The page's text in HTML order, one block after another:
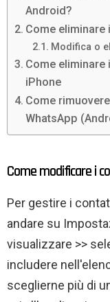
Android?
Come eliminare
Modifica o
Come eliminare
iPhone
Come
WhatsApp
Come modificare i
Per gestire i
andare su
visualizzare >>
includere
sceglierne più di